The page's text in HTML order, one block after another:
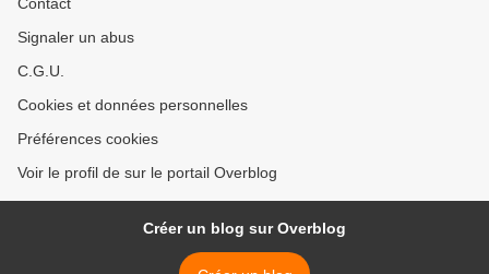
Signaler un abus
C.G.U.
Cookies et données personnelles
Préférences cookies
Voir le profil de sur le portail Overblog
Créer un blog sur Overblog